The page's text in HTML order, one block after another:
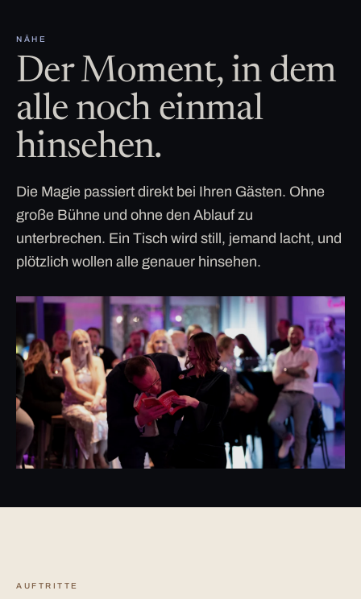
NÄHE
Der Moment, in dem
alle noch einmal
hinsehen.
Die Magie passiert direkt bei Ihren Gästen. Ohne
große Bühne und ohne den Ablauf zu
unterbrechen. Ein Tisch wird still, jemand lacht, und
plötzlich wollen alle genauer hinsehen.
AUFTRITTE